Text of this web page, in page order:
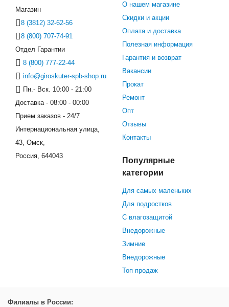
Магазин
8 (3812) 32-62-56
8 (800) 707-74-91
Отдел Гарантии
8 (800) 777-22-44
info@giroskuter-spb-shop.ru
Пн.- Вск. 10:00 - 21:00
Доставка - 08:00 - 00:00
Прием заказов - 24/7
Интернациональная улица,
43, Омск,
Россия, 644043
О нашем магазине
Скидки и акции
Оплата и доставка
Полезная информация
Гарантия и возврат
Вакансии
Прокат
Ремонт
Опт
Отзывы
Контакты
Популярные
категории
Для самых маленьких
Для подростков
С влагозащитой
Внедорожные
Зимние
Внедорожные
Топ продаж
Филиалы в России: